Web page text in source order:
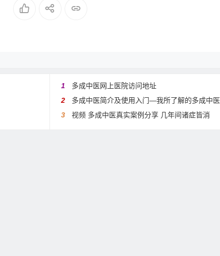
1
多成中医网上医院访问地址
2
多成中医简介及使用入门—我所了解的多成中医
3
视频 多成中医真实案例分享 几年间诸症皆消